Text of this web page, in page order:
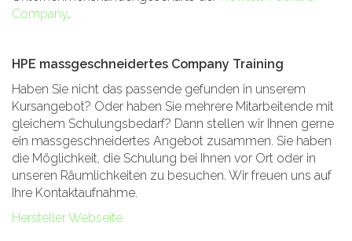
Company.
HPE massgeschneidertes Company Training
Haben Sie nicht das passende gefunden in unserem
Kursangebot? Oder haben Sie mehrere Mitarbeitende mit
gleichem Schulungsbedarf? Dann stellen wir Ihnen gerne
ein massgeschneidertes Angebot zusammen. Sie haben
die Möglichkeit, die Schulung bei Ihnen vor Ort oder in
unseren Räumlichkeiten zu besuchen. Wir freuen uns auf
Ihre Kontaktaufnahme.
Hersteller Webseite